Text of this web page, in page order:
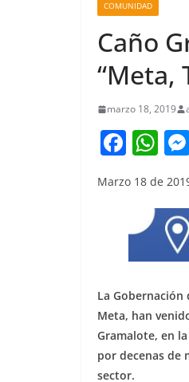
COMUNIDAD
Caño
“Meta,
marzo 18, 2019
F
c
b
o
o
k
W
at
s
A
p
p
Marzo 18 de
La
Meta, han
Gramalote, en
por decenas de
sector.